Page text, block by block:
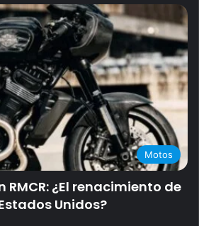
Motos
¿El renacimiento de
Unidos?